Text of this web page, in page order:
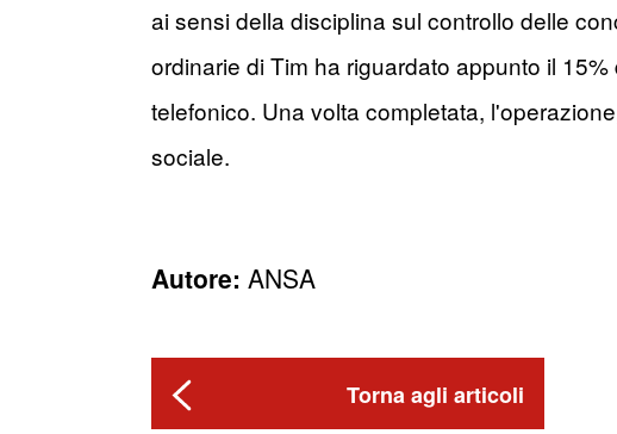
ai sensi della disciplina sul controllo delle
ordinarie di Tim ha riguardato appunto il
telefonico. Una volta completata,
sociale.
Autore: ANSA
Torna agli articoli